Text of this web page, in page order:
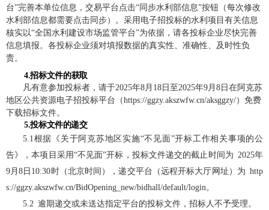
台”完善本单位信息，交易平台点击“同步水利部信息”按钮（每次修改
水利部信息都需要点击同步）。采用电子招投标的水利项目有关信息
核实以“全国水利建设市场监管平台”为依据，请各投标企业尽快完善
信息填报。各投标企业须对填报数据的真实性、准确性、及时性负
责。
4.招标文件的获取
凡有意参加投标者，请于2025年8月18日至2025年9月8日在阿克苏
地区公共资源电子招投标平台（https://ggzy.akszwfw.cn/aksggzy/）免费
下载招标文件。
5.投标文件的递交
5.1根据《关于阿克苏地区实施“不见面”开标工作相关事项的公
告》，本项目采用“不见面”开标，投标文件递交的截止时间为 2025年
9月8日10:30时（北京时间），递交平台（远程开标大厅网址）为 http
s://ggzy.akszwfw.cn/BidOpening_new/bidhall/default/login。
5.2 逾期递交或未送达指定平台的投标文件，招标人不予受理。